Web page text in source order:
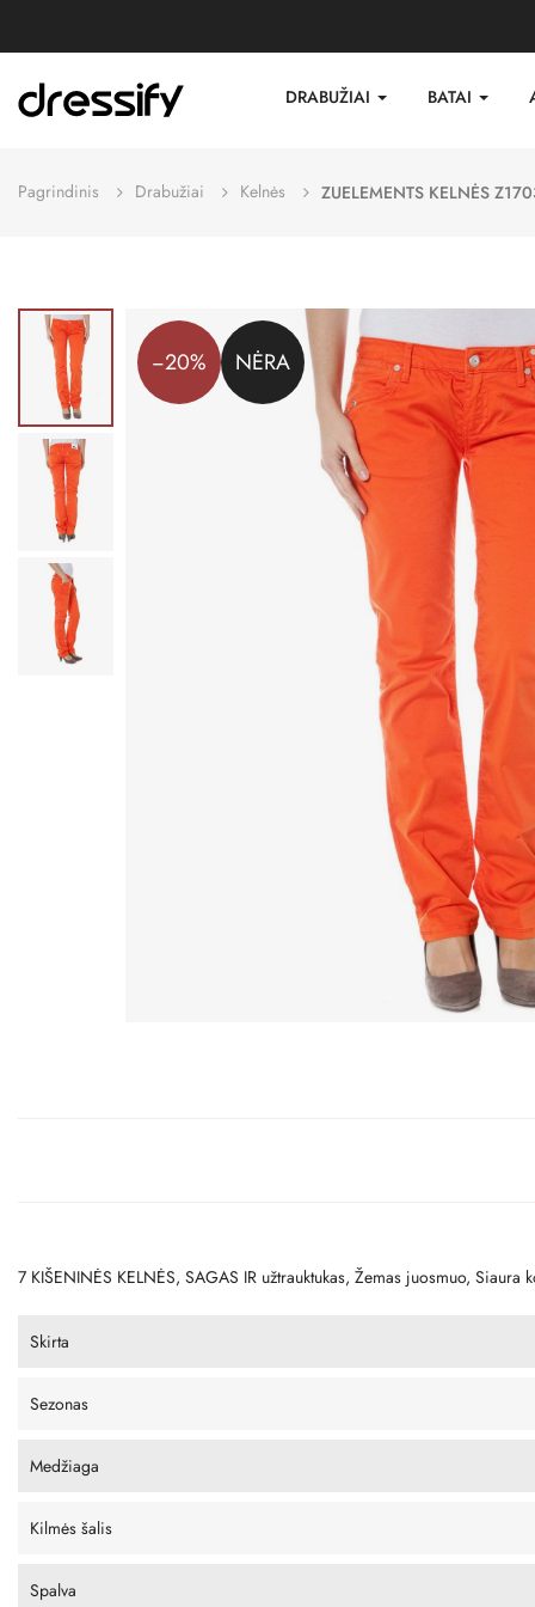
DRABUŽIAI BATAI
Pagrindinis Drabužiai Kelnės ZUELEMENTS KELNĖS
−20% NĖRA
7 KIŠENINĖS KELNĖS, SAGAS IR užtrauktukas, Žemas juosmuo, Siaura
Skirta
Sezonas
Medžiaga
Kilmės šalis
Spalva